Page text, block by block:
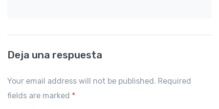
Deja una respuesta
Your email address will not be published. Required
fields are marked *